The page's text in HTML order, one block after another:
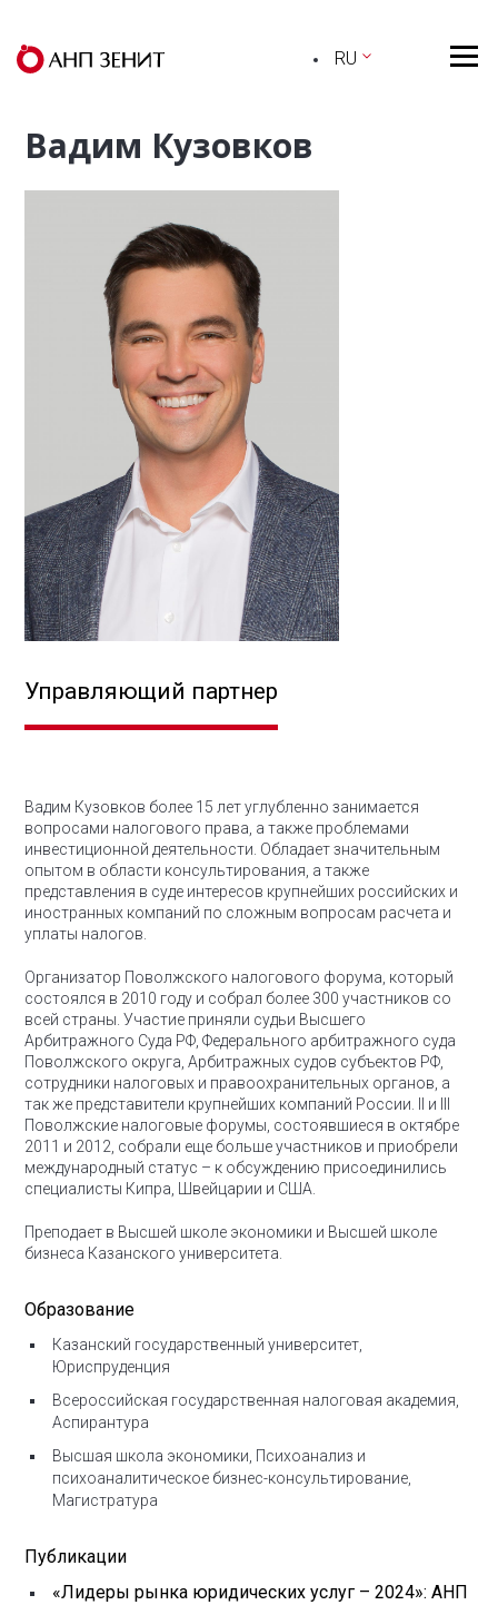
RU
Вадим Кузовков
Управляющий партнер
Вадим Кузовков более 15 лет углубленно занимается
вопросами налогового права, а также проблемами
инвестиционной деятельности. Обладает значительным
опытом в области консультирования, а также
представления в суде интересов крупнейших российских и
иностранных компаний по сложным вопросам расчета и
уплаты налогов.
Организатор Поволжского налогового форума, который
состоялся в 2010 году и собрал более 300 участников со
всей страны. Участие приняли судьи Высшего
Арбитражного Суда РФ, Федерального арбитражного суда
Поволжского округа, Арбитражных судов субъектов РФ,
сотрудники налоговых и правоохранительных органов, а
так же представители крупнейших компаний России. II и III
Поволжские налоговые форумы, состоявшиеся в октябре
2011 и 2012, собрали еще больше участников и приобрели
международный статус – к обсуждению присоединились
специалисты Кипра, Швейцарии и США.
Преподает в Высшей школе экономики и Высшей школе
бизнеса Казанского университета.
Образование
Казанский государственный университет,
Юриспруденция
Всероссийская государственная налоговая академия,
Аспирантура
Высшая школа экономики, Психоанализ и
психоаналитическое бизнес-консультирование,
Магистратура
Публикации
«Лидеры рынка юридических услуг – 2024»: АНП